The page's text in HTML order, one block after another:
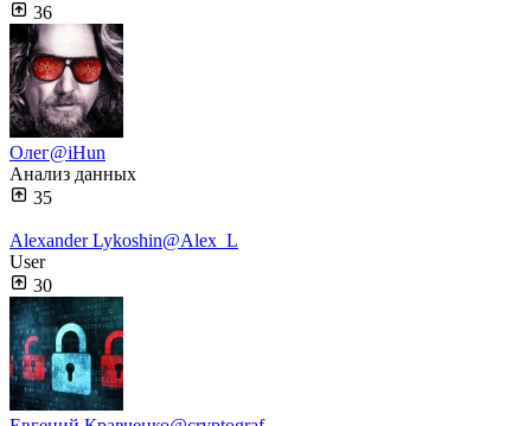
36
Олег@iHun
Анализ данных
35
Alexander Lykoshin@Alex_L
User
30